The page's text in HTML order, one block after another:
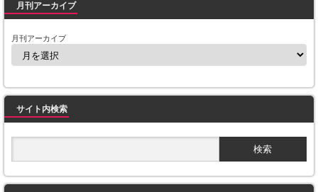
月刊アーカイブ
月刊アーカイブ
サイト内検索